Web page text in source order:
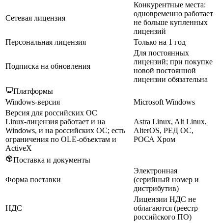
Сетевая лицензия
Конкурентные места:
одновременно работает
не больше купленных
лицензий
Персональная лицензия
Только на 1 год
Подписка на обновления
Для постоянных
лицензий; при покупке
новой постоянной
лицензии обязательна
Платформы
Windows-версия
Microsoft Windows
Версия для российских ОС
Linux-лицензия работает и на
Windows, и на российских ОС; есть
ограничения по OLE-объектам и
ActiveX
Astra Linux, Alt Linux,
AlterOS, РЕД ОС,
РОСА Хром
Поставка и документы
Форма поставки
Электронная
(серийный номер и
дистрибутив)
НДС
Лицензии НДС не
облагаются (реестр
российского ПО)